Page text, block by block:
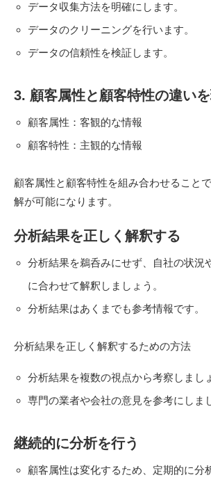
データ収集方法を明確にします。
データのクリーニングを行います。
データの信頼性を検証します。
3. 顧客属性と顧客特性の違い
顧客属性：客観的な情報
顧客特性：主観的な情報
顧客属性と顧客特性を組み合わせること
解が可能になります。
分析結果を正しく解釈する
分析結果を鵜呑みにせず、自社の状況
に合わせて解釈しましょう。
分析結果はあくまでも参考情報です。
分析結果を正しく解釈するための方法
分析結果を複数の視点から考察しまし
専門の業者や会社の意見を参考にしま
継続的に分析を行う
顧客属性は変化するため、定期的に分